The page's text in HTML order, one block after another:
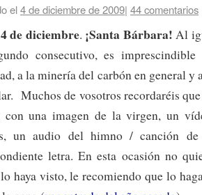
el4 de diciembre de 2009| 44 comentarios
4 de diciembre. ¡Santa Bárbara! Al
consecutivo, es
a la minería del carbón en general y
Muchos de vosotros recordaréis
con una imagen de la virgen, un
un audio del himno / canción
letra. En esta ocasión no
haya visto, le recomiendo que lo